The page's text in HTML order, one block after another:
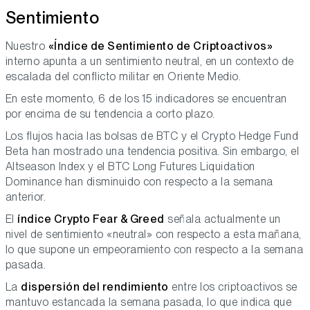
Sentimiento
Nuestro «Índice de Sentimiento de Criptoactivos»
interno apunta a un sentimiento neutral, en un contexto de
escalada del conflicto militar en Oriente Medio.
En este momento, 6 de los 15 indicadores se encuentran
por encima de su tendencia a corto plazo.
Los flujos hacia las bolsas de BTC y el Crypto Hedge Fund
Beta han mostrado una tendencia positiva. Sin embargo, el
Altseason Index y el BTC Long Futures Liquidation
Dominance han disminuido con respecto a la semana
anterior.
El índice Crypto Fear & Greed señala actualmente un
nivel de sentimiento «neutral» con respecto a esta mañana,
lo que supone un empeoramiento con respecto a la semana
pasada.
La dispersión del rendimiento entre los criptoactivos se
mantuvo estancada la semana pasada, lo que indica que